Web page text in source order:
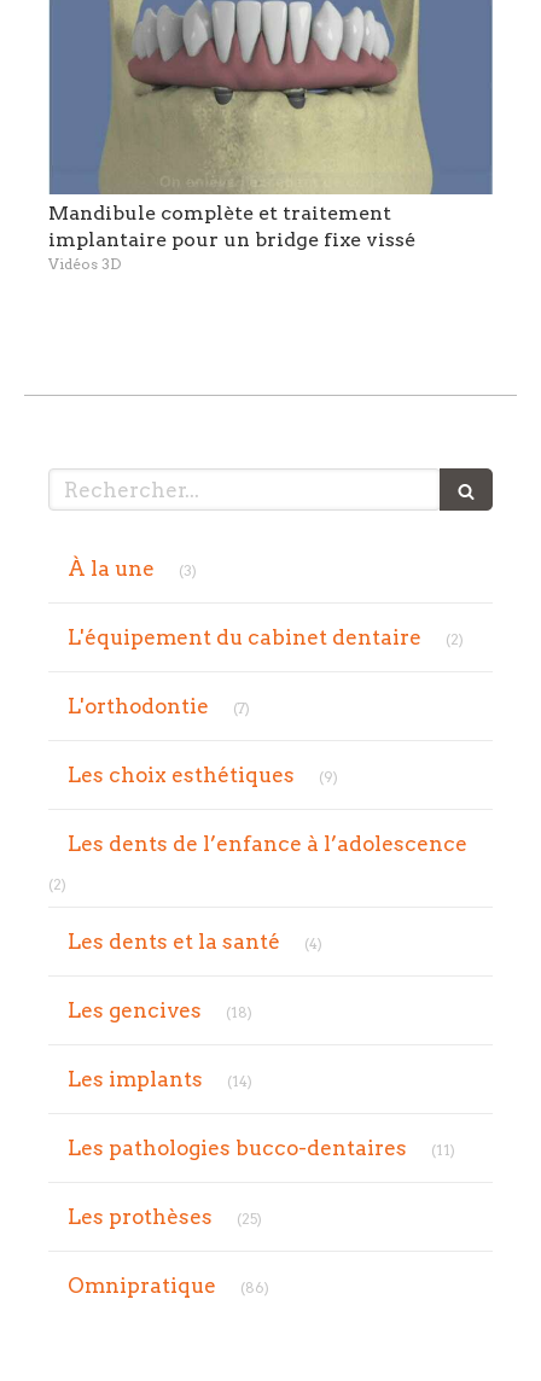
Mandibule complète et traitement
implantaire pour un bridge fixe vissé
Vidéos 3D
Rechercher
À la une (3)
L'équipement du cabinet dentaire (2)
L'orthodontie (7)
Les choix esthétiques (9)
Les dents de l’enfance à l’adolescence
(2)
Les dents et la santé (4)
Les gencives (18)
Les implants (14)
Les pathologies bucco-dentaires (11)
Les prothèses (25)
Omnipratique (86)